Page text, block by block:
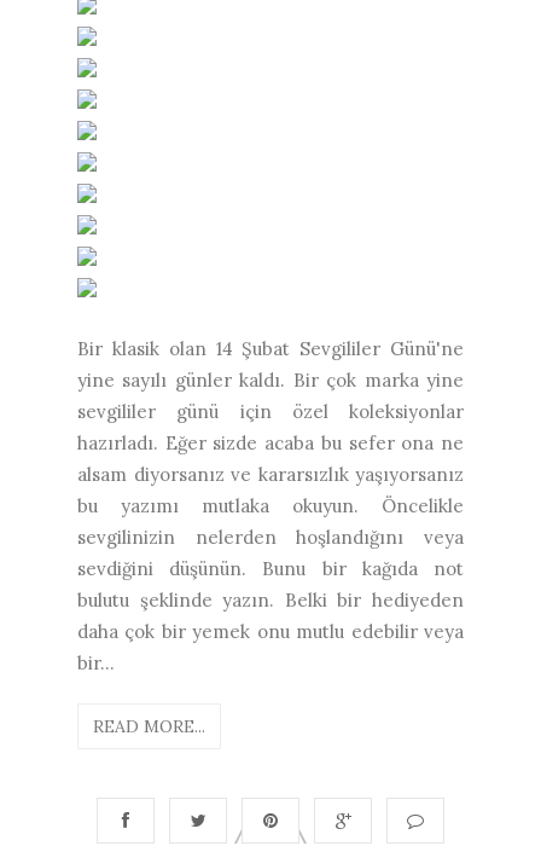
Bir klasik olan 14 Şubat Sevgililer Günü'ne
yine sayılı günler kaldı. Bir çok marka yine
sevgililer günü için özel koleksiyonlar
hazırladı. Eğer sizde acaba bu sefer ona ne
alsam diyorsanız ve kararsızlık yaşıyorsanız
bu yazımı mutlaka okuyun. Öncelikle
sevgilinizin nelerden hoşlandığını veya
sevdiğini düşünün. Bunu bir kağıda not
bulutu şeklinde yazın. Belki bir hediyeden
daha çok bir yemek onu mutlu edebilir veya
bir...
READ MORE...